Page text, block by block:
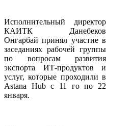
Исполнительный директор
КАИТК Данебеков
Онгарбай принял участие в
заседаниях рабочей группы
по вопросам развития
экспорта ИТ-продуктов и
услуг, которые проходили в
Аstana Hub с 11 го по 22
января.